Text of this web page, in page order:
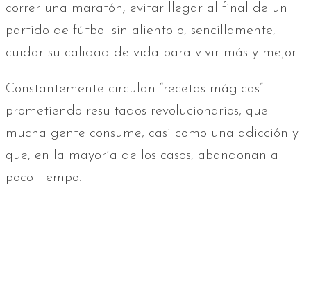
correr una maratón; evitar llegar al final de un
partido de fútbol sin aliento o, sencillamente,
cuidar su calidad de vida para vivir más y mejor.
Constantemente circulan “recetas mágicas”
prometiendo resultados revolucionarios, que
mucha gente consume, casi como una adicción y
que, en la mayoría de los casos, abandonan al
poco tiempo.